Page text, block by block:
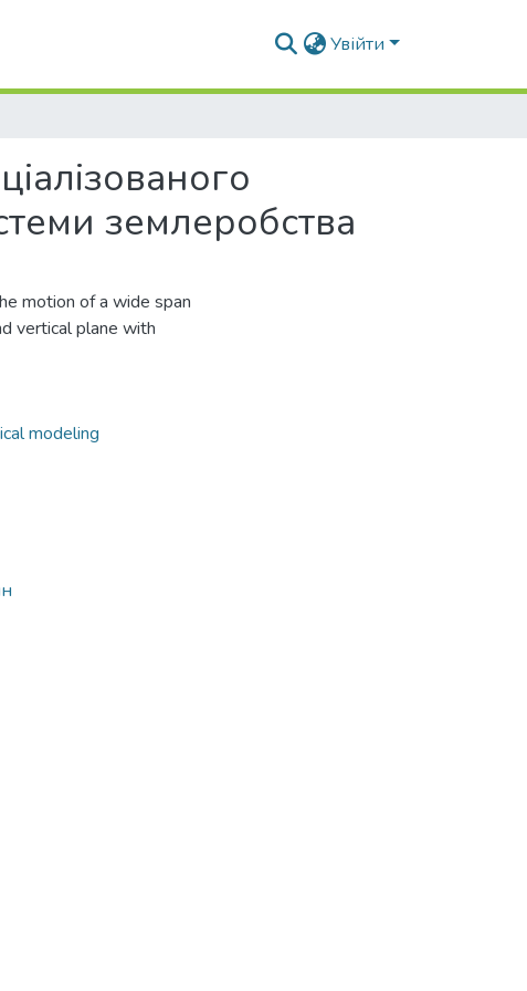
Увійти
землеробства
motion of a wide span
vertical plane with
modeling